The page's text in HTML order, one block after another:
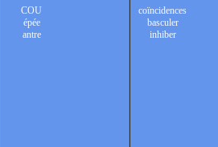
coïncidences
basculer
inhiber
COU
épée
antre